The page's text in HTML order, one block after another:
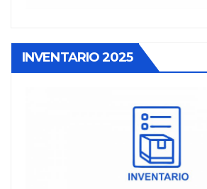
INVENTARIO 2025